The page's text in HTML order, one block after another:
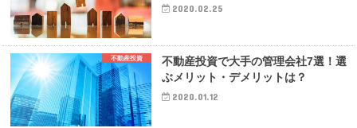
2020.02.25
不動産投資
不動産投資で大手の管理会社7選！選
ぶメリット・デメリットは？
2020.01.12